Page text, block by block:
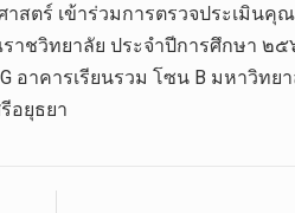
ตร์ เข้าร่วมการตรวจประเมินคุ
ชวิทยาลัย ประจำปีการศึกษา ๒๕
าคารเรียนรวม โซน B มหาวิทย
อยุธยา